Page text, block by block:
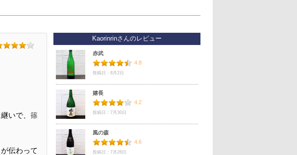
いで、 篠
伝わって
Kaorinrinさんのレビュー
赤武
4.8
投稿日：8月2日
嬉長
4.2
投稿日：7月30日
風の森
4.6
投稿日：7月26日